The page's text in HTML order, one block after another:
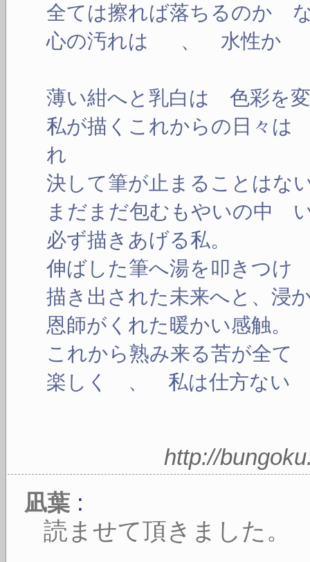
全ては擦れば落ちるのか
心の汚れは 、 水性か
薄い紺へと乳白は 色彩を
私が描くこれからの日々は
れ
決して筆が止まることはな
まだまだ包むもやいの中
必ず描きあげる私。
伸ばした筆へ湯を叩きつけ
描き出された未来へと、
恩師がくれた暖かい感触。
これから熟み来る苦が全て
楽しく 、 私は仕方ない
http://
凪葉 :
読ませて頂きました。